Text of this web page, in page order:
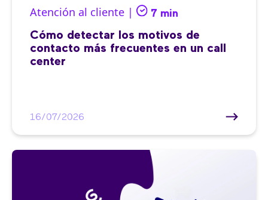
Atención al cliente | 7 min
Cómo detectar los motivos de
contacto más frecuentes en un call
center
16/07/2026